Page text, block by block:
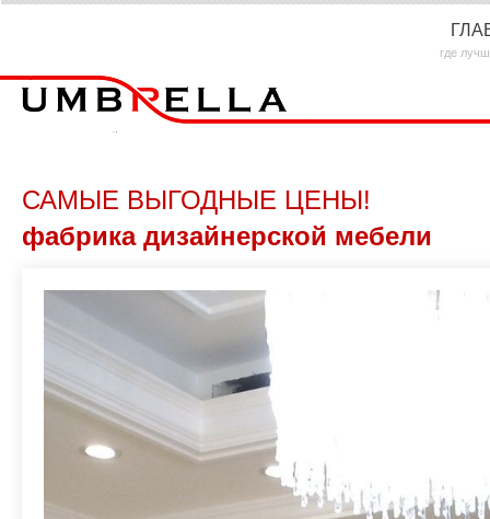
где
САМЫЕ ВЫГОДНЫЕ ЦЕНЫ!
фабрика дизайнерской мебели